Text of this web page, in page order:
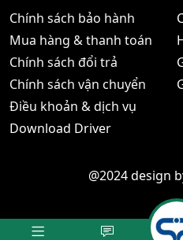
Chính sách bảo hành
Mua hàng & thanh toán
Chính sách đổi trả
Chính sách vận chuyển
Điều khoản & dịch vụ
Download Driver
@2024 design